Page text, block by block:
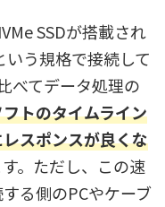
SSDが搭載され
いう規格で接続して
べてデータ処理の
トのタイムライン
スポンスが良くな
。ただし、この速
る側のPCやケーブ